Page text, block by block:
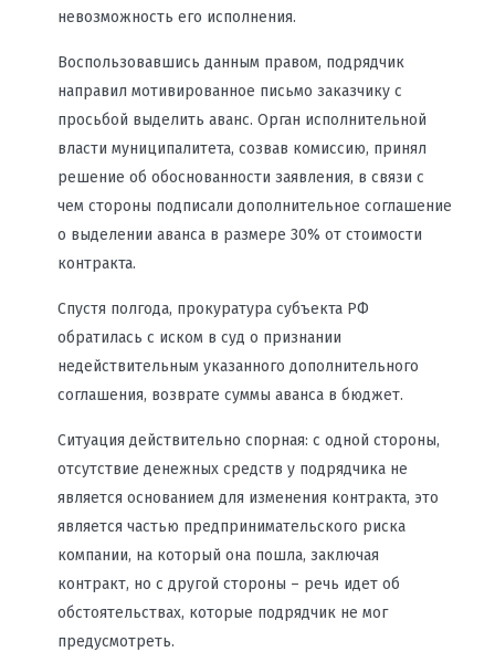
невозможность его исполнения.
Воспользовавшись данным правом, подрядчик
направил мотивированное письмо заказчику с
просьбой выделить аванс. Орган исполнительной
власти муниципалитета, созвав комиссию, принял
решение об обоснованности заявления, в связи с
чем стороны подписали дополнительное соглашение
о выделении аванса в размере 30% от стоимости
контракта.
Спустя полгода, прокуратура субъекта РФ
обратилась с иском в суд о признании
недействительным указанного дополнительного
соглашения, возврате суммы аванса в бюджет.
Ситуация действительно спорная: с одной стороны,
отсутствие денежных средств у подрядчика не
является основанием для изменения контракта, это
является частью предпринимательского риска
компании, на который она пошла, заключая
контракт, но с другой стороны – речь идет об
обстоятельствах, которые подрядчик не мог
предусмотреть.